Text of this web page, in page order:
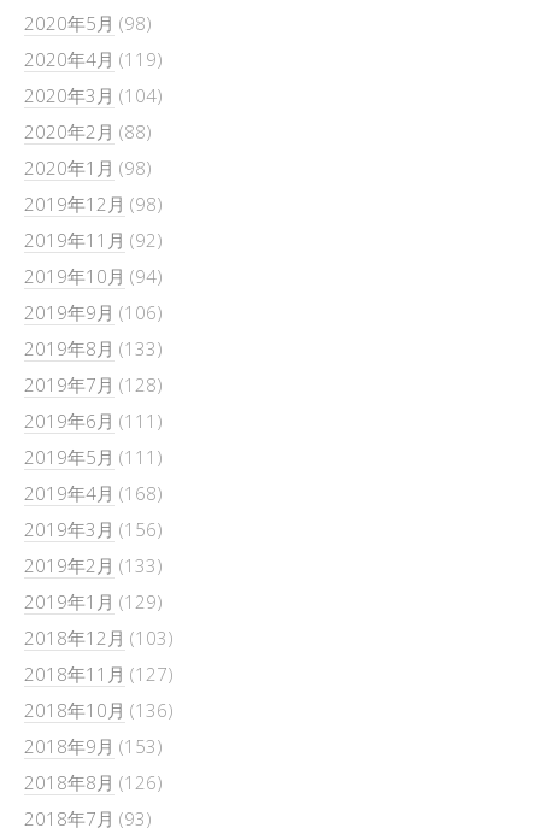
2020年5月 (98)
2020年4月 (119)
2020年3月 (104)
2020年2月 (88)
2020年1月 (98)
2019年12月 (98)
2019年11月 (92)
2019年10月 (94)
2019年9月 (106)
2019年8月 (133)
2019年7月 (128)
2019年6月 (111)
2019年5月 (111)
2019年4月 (168)
2019年3月 (156)
2019年2月 (133)
2019年1月 (129)
2018年12月 (103)
2018年11月 (127)
2018年10月 (136)
2018年9月 (153)
2018年8月 (126)
2018年7月 (93)